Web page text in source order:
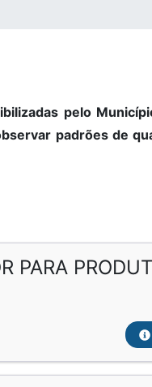
pelo
padrões de
PARA